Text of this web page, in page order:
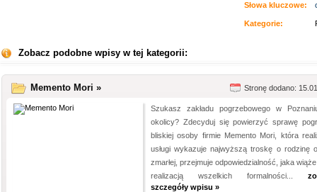
Słowa kluczowe:
Kategorie:
Zobacz podobne wpisy w tej kategorii:
Memento Mori » Stronę dodano:
Szukasz zakładu pogrzebowego w
okolicy? Zdecyduj się powierzyć sprawę
bliskiej osoby firmie Memento Mori, która
usługi wykazuje najwyższą troskę o rodzinę
zmarłej, przejmuje odpowiedzialność, jaka
realizacją wszelkich formalności...
szczegóły wpisu »